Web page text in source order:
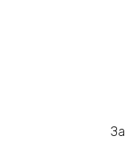
Заколка-краб для волос из металла